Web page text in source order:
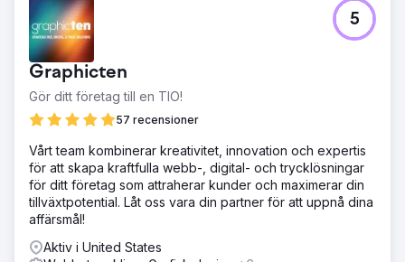
sin körsbärsröda färg som hans meny och omgav den
med hans företagsnamn via rundad text. Han älskade den
så mycket att han använder den på sitt brevpapper
(kuvert, etiketter, klistermärken), skyltannonser,
onlineannonser, tryckta annonser och till och med en
specialdesignad magnetdekal till sin golfbil.
Graphicten
Gör ditt företag till en TIO!
57 recensioner
5
Vårt team kombinerar kreativitet, innovation och expertis
för att skapa kraftfulla webb-, digital- och trycklösningar
för ditt företag som attraherar kunder och maximerar din
tillväxtpotential. Låt oss vara din partner för att uppnå dina
affärsmål!
Aktiv i United States